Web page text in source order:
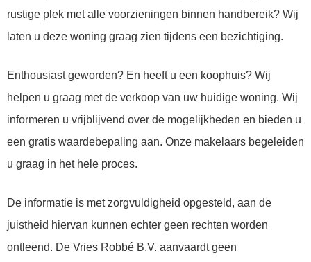
rustige plek met alle voorzieningen binnen handbereik? Wij
laten u deze woning graag zien tijdens een bezichtiging.
Enthousiast geworden? En heeft u een koophuis? Wij
helpen u graag met de verkoop van uw huidige woning. Wij
informeren u vrijblijvend over de mogelijkheden en bieden u
een gratis waardebepaling aan. Onze makelaars begeleiden
u graag in het hele proces.
De informatie is met zorgvuldigheid opgesteld, aan de
juistheid hiervan kunnen echter geen rechten worden
ontleend. De Vries Robbé B.V. aanvaardt geen